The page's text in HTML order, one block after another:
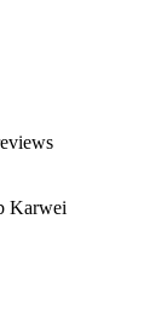
Karwei